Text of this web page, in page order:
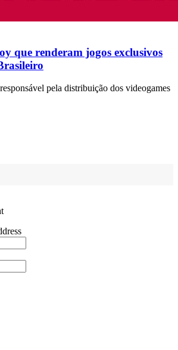
que renderam jogos exclusivos
pela distribuição dos videogames